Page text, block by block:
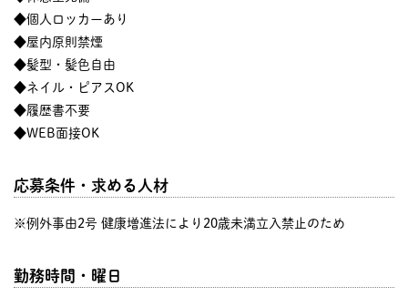
◆個人ロッカーあり
◆屋内原則禁煙
◆髪型・髪色自由
◆ネイル・ピアスOK
◆履歴書不要
◆WEB面接OK
応募条件・求める人材
※例外事由2号 健康増進法により20歳未満立入禁止のため
勤務時間・曜日